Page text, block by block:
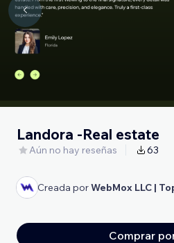
Landora -Real estate
Aún no hay reseñas 63
Creada porWebMox LLC |
Comprar